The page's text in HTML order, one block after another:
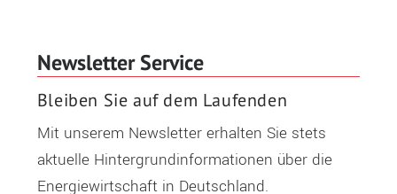
Newsletter Service
Bleiben Sie auf dem Laufenden
Mit unserem Newsletter erhalten Sie stets
aktuelle Hintergrundinformationen über die
Energiewirtschaft in Deutschland.